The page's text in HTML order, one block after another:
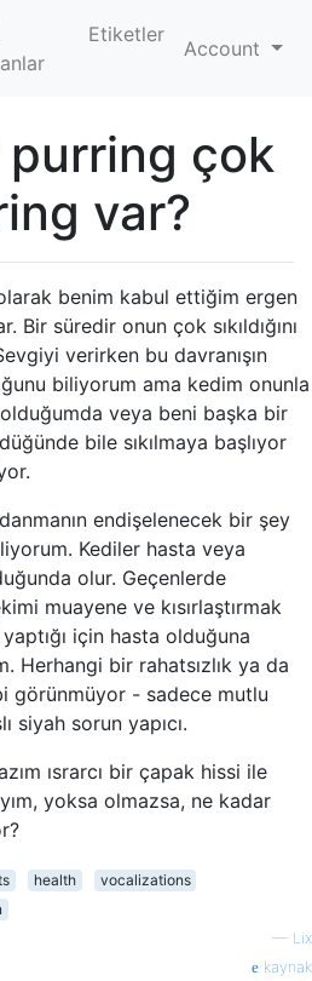
Etiketler
Account
purring çok
var?
benim kabul ettiğim ergen
Bir süredir onun çok sıkıldığını
verirken bu davranışın
biliyorum ama kedim onunla
veya beni başka bir
bile sıkılmaya başlıyor
endişelenecek bir şey
Kediler hasta veya
olur. Geçenlerde
muayene ve kısırlaştırmak
için hasta olduğuna
Herhangi bir rahatsızlık ya da
görünmüyor - sadece mutlu
siyah sorun yapıcı.
ısrarcı bir çapak hissi ile
yoksa olmazsa, ne kadar
health
vocalizations
— Lix
kaynak